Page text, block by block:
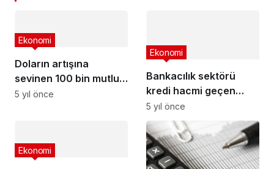
Doların artışına
sevinen 100 bin mutlu
azınlık
Ekonomi
5 yıl önce
Bankacılık sektörü
kredi hacmi geçen
hafta 4 trilyon 249
milyar lira oldu
Ekonomi
5 yıl önce
Ekonomi